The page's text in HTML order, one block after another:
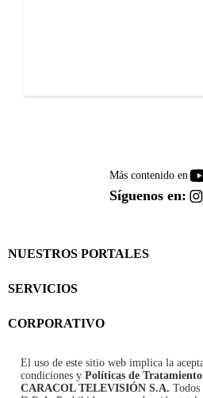
Más contenido en
Síguenos en:
NUESTROS PORTALES
SERVICIOS
CORPORATIVO
El uso de este sitio web implica la
condiciones y Políticas de
CARACOL TELEVISIÓN S.A. Todos